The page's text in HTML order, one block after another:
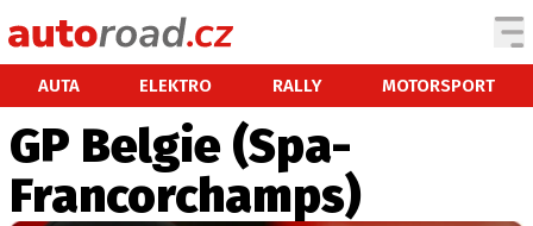
AUTA ELEKTRO RALLY MOTORSPORT
AUTA
TESTY AUT
NOVINKY
EKO
GP Belgie (Spa-
Francorchamps)